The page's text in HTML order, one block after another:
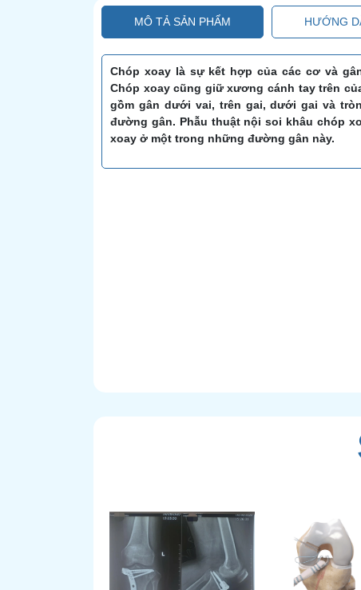
MÔ TẢ SẢN PHẨM HƯỚNG
Chóp xoay là sự kết hợp của các cơ và
Chóp xoay cũng giữ xương cánh tay trên
gồm gân dưới vai, trên gai, dưới gai và
đường gân. Phẫu thuật nội soi khâu chóp
xoay ở một trong những đường gân này.